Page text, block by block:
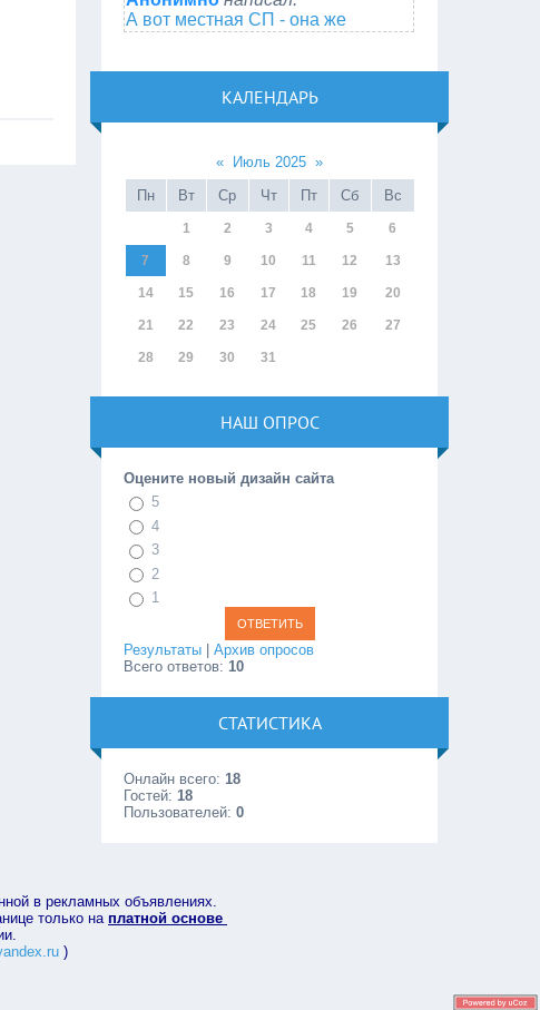
А вот местная СП - она же
КАЛЕНДАРЬ
« Июль 2025 »
Пн
Вт Ср Чт Пт Сб Вс
1 2 3 4 5 6
7 8 9 10 11 12 13
14 15 16 17 18 19 20
21 22 23 24 25 26 27
28 29 30 31
НАШ ОПРОС
Оцените новый дизайн сайта
5
4
3
2
1
Результаты |Архив опросов
Всего ответов: 10
СТАТИСТИКА
Онлайн всего: 18
Гостей: 18
Пользователей:0
в рекламных объявлениях.
только на платной основе
)